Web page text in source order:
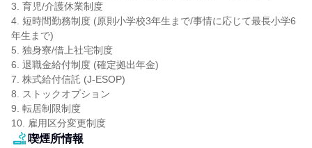
3. 育児/介護休業制度
4. 短時間勤務制度 (原則小学校3年生まで/事情に応じて最長小学6
年生まで)
5. 独身寮/借上社宅制度
6. 退職金給付制度 (確定拠出年金)
7. 株式給付信託 (J-ESOP)
8. ストックオプション
9. 転居制限制度
10. 雇用区分変更制度
喫煙所情報